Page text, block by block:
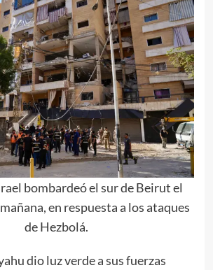
bombardeó el sur de Beirut el
en respuesta a los ataques
de Hezbolá.
dio luz verde a sus fuerzas